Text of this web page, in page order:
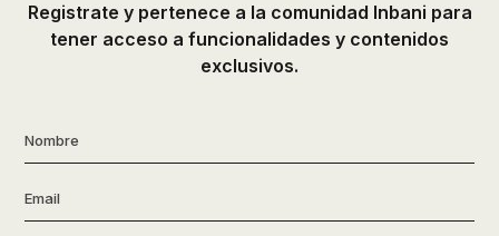
Registrate y pertenece a la comunidad Inbani para
tener acceso a funcionalidades y contenidos
exclusivos.
Nombre
Email